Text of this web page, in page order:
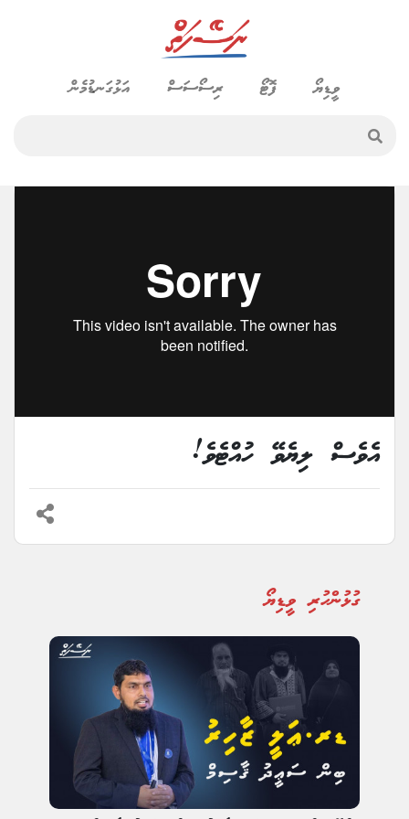
ވީޑިޔޯ ފޮޓޯ ރިސޯސަސް އަޅުގަނޑުމެން
އެވެސް ލިޔެވޭ ހުއްޓެވެ!
ގުޅުންހުރި ވީޑިޔޯ